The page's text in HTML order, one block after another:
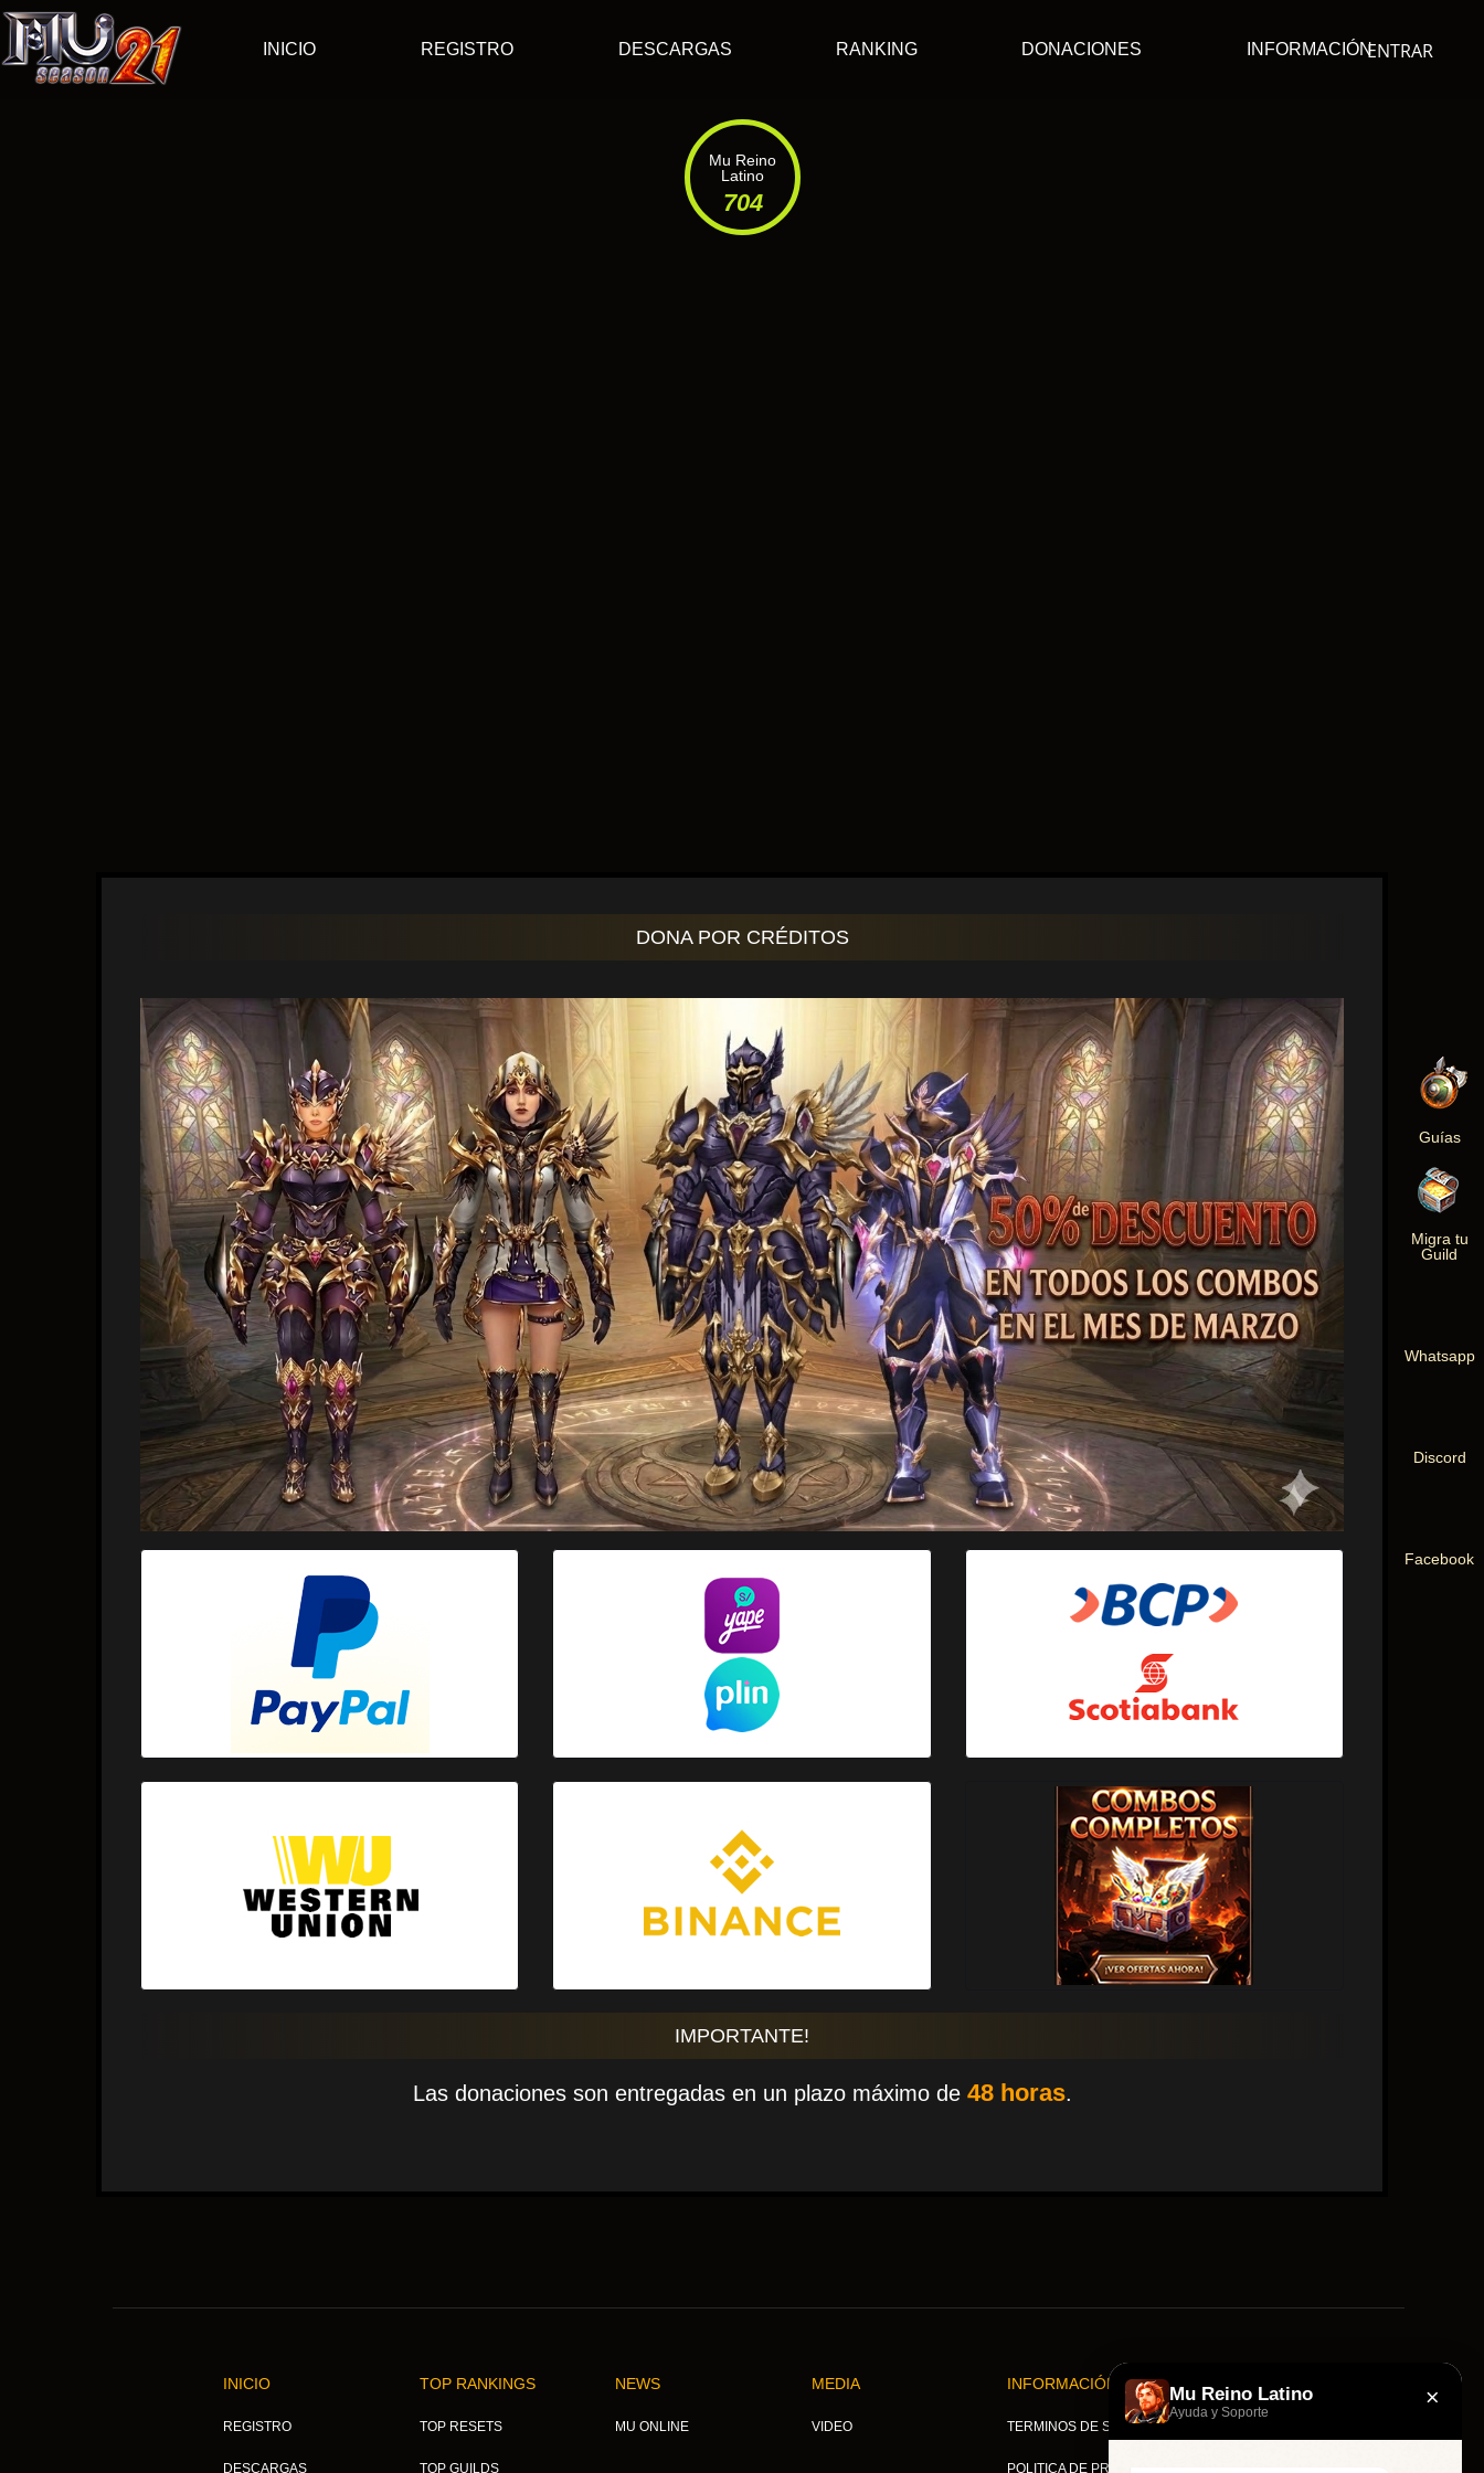
INICIO REGISTRO DESCARGAS RANKING DONACIONES INFORMACIÓNENTRAR
Mu Reino
Latino
704
DONA POR CRÉDITOS
IMPORTANTE!
Las donaciones son entregadas en un plazo máximo de 48 horas.
INICIO
REGISTRO
DESCARGAS
TOP RANKINGS
TOP RESETS
TOP GUILDS
NEWS
MU ONLINE
MEDIA
VIDEO
INFORMACIÓN
TERMINOS DE SERVICIO
POLITICA DE PRIVACIDAD
OTHER
Guías
Migra tu
Guild
Whatsapp
Discord
Facebook
Mu Reino Latino
Ayuda y Soporte ×